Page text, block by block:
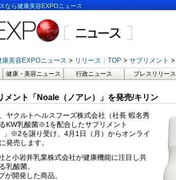
なら健康美容EXPOニュース
康美容EXPOニュース リリース：TOP サプリメント
健康・美容ニュース 行政ニュース プレスリリース
メント「Noale（ノアレ）」を発売/キリン
ヤクルトヘルスフーズ株式会社（社長 蝦名秀
KW乳酸菌※1を配合したサプリメント
」※2を譲り受け、4月1日（月）からオンライ
発売します。
と小岩井乳業株式会社が健康機能に注目し共
乳酸菌。
開発した商品。